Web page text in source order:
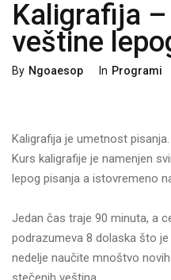
Kaligrafija
veštine
By Ngoaesop Categories
In Programi
Kaligrafija je umetnost
Kurs kaligrafije je namenjen
lepog pisanja a istovremeno
Jedan čas traje 90 minuta, a
podrazumeva 8 dolaska što
nedelje naučite mnoštvo